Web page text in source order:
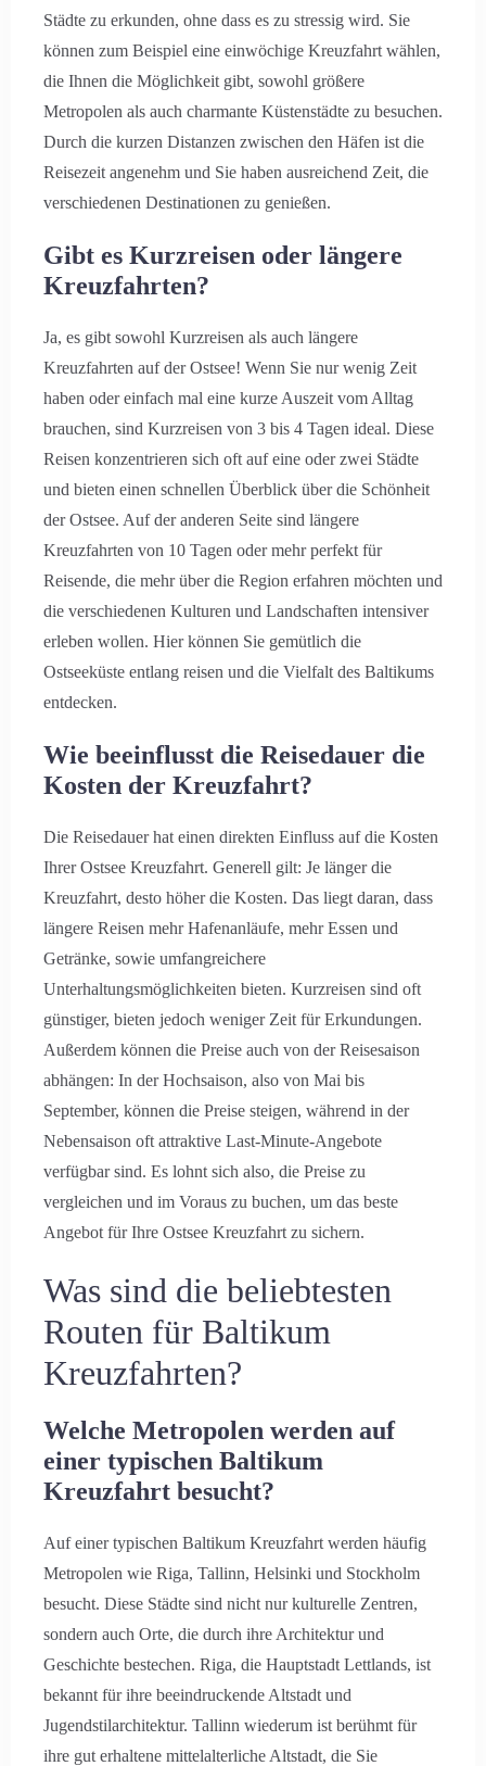
Städte zu erkunden, ohne dass es zu stressig wird. Sie
können zum Beispiel eine einwöchige Kreuzfahrt wählen,
die Ihnen die Möglichkeit gibt, sowohl größere
Metropolen als auch charmante Küstenstädte zu besuchen.
Durch die kurzen Distanzen zwischen den Häfen ist die
Reisezeit angenehm und Sie haben ausreichend Zeit, die
verschiedenen Destinationen zu genießen.
Gibt es Kurzreisen oder längere
Kreuzfahrten?
Ja, es gibt sowohl Kurzreisen als auch längere
Kreuzfahrten auf der Ostsee! Wenn Sie nur wenig Zeit
haben oder einfach mal eine kurze Auszeit vom Alltag
brauchen, sind Kurzreisen von 3 bis 4 Tagen ideal. Diese
Reisen konzentrieren sich oft auf eine oder zwei Städte
und bieten einen schnellen Überblick über die Schönheit
der Ostsee. Auf der anderen Seite sind längere
Kreuzfahrten von 10 Tagen oder mehr perfekt für
Reisende, die mehr über die Region erfahren möchten und
die verschiedenen Kulturen und Landschaften intensiver
erleben wollen. Hier können Sie gemütlich die
Ostseeküste entlang reisen und die Vielfalt des Baltikums
entdecken.
Wie beeinflusst die Reisedauer die
Kosten der Kreuzfahrt?
Die Reisedauer hat einen direkten Einfluss auf die Kosten
Ihrer Ostsee Kreuzfahrt. Generell gilt: Je länger die
Kreuzfahrt, desto höher die Kosten. Das liegt daran, dass
längere Reisen mehr Hafenanläufe, mehr Essen und
Getränke, sowie umfangreichere
Unterhaltungsmöglichkeiten bieten. Kurzreisen sind oft
günstiger, bieten jedoch weniger Zeit für Erkundungen.
Außerdem können die Preise auch von der Reisesaison
abhängen: In der Hochsaison, also von Mai bis
September, können die Preise steigen, während in der
Nebensaison oft attraktive Last-Minute-Angebote
verfügbar sind. Es lohnt sich also, die Preise zu
vergleichen und im Voraus zu buchen, um das beste
Angebot für Ihre Ostsee Kreuzfahrt zu sichern.
Was sind die beliebtesten
Routen für Baltikum
Kreuzfahrten?
Welche Metropolen werden auf
einer typischen Baltikum
Kreuzfahrt besucht?
Auf einer typischen Baltikum Kreuzfahrt werden häufig
Metropolen wie Riga, Tallinn, Helsinki und Stockholm
besucht. Diese Städte sind nicht nur kulturelle Zentren,
sondern auch Orte, die durch ihre Architektur und
Geschichte bestechen. Riga, die Hauptstadt Lettlands, ist
bekannt für ihre beeindruckende Altstadt und
Jugendstilarchitektur. Tallinn wiederum ist berühmt für
ihre gut erhaltene mittelalterliche Altstadt, die Sie
Anreise
Abreise
Erwachsene Kinder
Suche